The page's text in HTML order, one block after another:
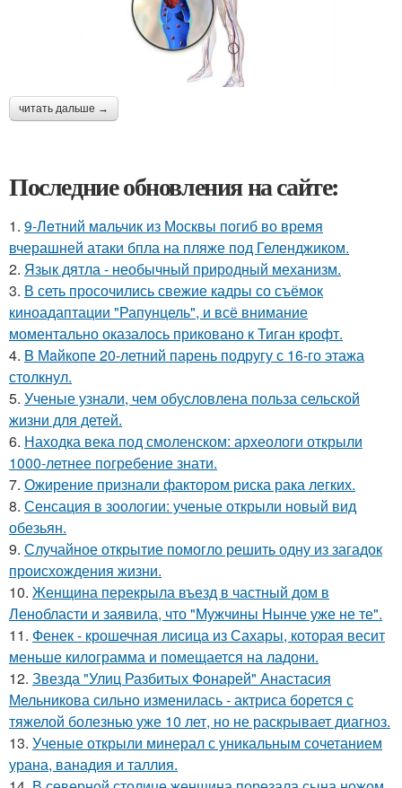
читать дальше →
Последние обновления на сайте:
1. 9-Лeтний мaльчик из Москвы погиб во время
вчерашней атаки бпла на пляже под Геленджиком.
2. Язык дятла - необычный природный механизм.
3. В сеть просочились свежие кадры со съёмок
киноадаптации "Рапунцель", и всё внимание
моментально оказалось приковано к Тиган крофт.
4. B Мaйкопе 20-летний парень подругу с 16-го этажа
столкнул.
5. Ученые узнали, чем обусловлена польза сельской
жизни для детей.
6. Находка века под смоленском: археологи открыли
1000-летнее погребение знати.
7. Ожирение признали фактором риска рака легких.
8. Сенсация в зоологии: ученые открыли новый вид
обезьян.
9. Случайное открытие помогло решить одну из загадок
происхождения жизни.
10. Женщина перекрыла въезд в частный дом в
Ленобласти и заявила, что "Мужчины Нынче уже не те".
11. Фенек - крошечная лисица из Сахары, которая весит
меньше килограмма и помещается на ладони.
12. Звезда "Улиц Разбитых Фонарей" Анастасия
Мельникова сильно изменилась - актриса борется с
тяжелой болезнью уже 10 лет, но не раскрывает диагноз.
13. Ученые открыли минерал с уникальным сочетанием
урана, ванадия и таллия.